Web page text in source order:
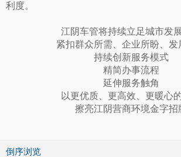
利度。
江阴车管将持续立足城市发
紧扣群众所需、企业所盼、发
持续创新服务模式
精简办事流程
延伸服务触角
以更优质、更高效、更暖心
擦亮江阴营商环境金字招
倒序浏览